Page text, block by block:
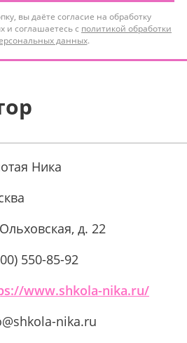
вы даёте согласие на обработку
и соглашаетесь с политикой обработки
данных.
Ника
д. 22
550-85-92
www.shkola-nika.ru/
nika.ru